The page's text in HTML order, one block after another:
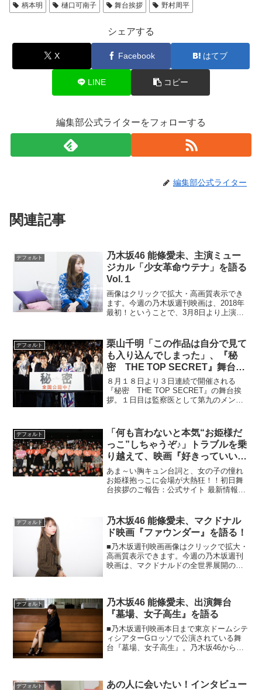
柄本明
樋口可南子 舞台挨拶 野村周平
シェアする
X Facebook はてブ
LINE コピー
編集部公式ライターをフォローする
編集部公式ライター
関連記事
デフォルト
乃木坂46 能條愛未、主演ミュー
ジカル「少女革命ウテナ」を語る
Vol.１
画像はクリックで拡大・高画質表示でき
ます。今週の乃木坂週刊映画は、2018年
最初！ということで、3月8日より上演さ
こうして主演の舞台が決定した今の心境
について率直に語...
デフォルト
栗山千明「この作品は自分で見て
も入り込んでしまった」、『秘
密 THE TOP SECRET』舞台挨
拶レポート
８月１８日より３日連続で開催される
『秘密 THE TOP SECRET』の舞台挨
拶。１日目は監察医として第九のメンバ
せられた質問に答えました。ー「雪子は
薪さんの...
デフォルト
「何も言わないと本気“お姫様だ
っこ”しちゃうぞ♪」トラブルを乗
り越えて、映画『好きっていいな
よ。』初日舞台挨拶 大盛況！
あま～い胸キュン台詞と、女の子の憧れ
お姫様抱っこに会場が大熱狂！！初日舞
台挨拶のご報告：公式サイト 最新情報こ
ん、永瀬匡さん、西崎莉麻さん、山本涼
介さん、八木アリサさん...
デフォルト
乃木坂46 能條愛未、マクドナル
ド映画『ファウンダー』を語る！
■乃木坂週刊映画画像はクリックで拡大・
高画質表示できます。今週の乃木坂週刊
映画は、マクドナルドの全世界展開の秘
売も決まっている本作...
デフォルト
乃木坂46 能條愛未、出演舞台
『墓場、女子高生』を語る
■乃木坂週刊映画本日まで東京ドームシテ
ィシアターGロッソで公演されている舞
台『墓場、女子高生』。乃木坂46から
の思いを語って頂き...
デフォルト
あの人に会いたい！インタビュー